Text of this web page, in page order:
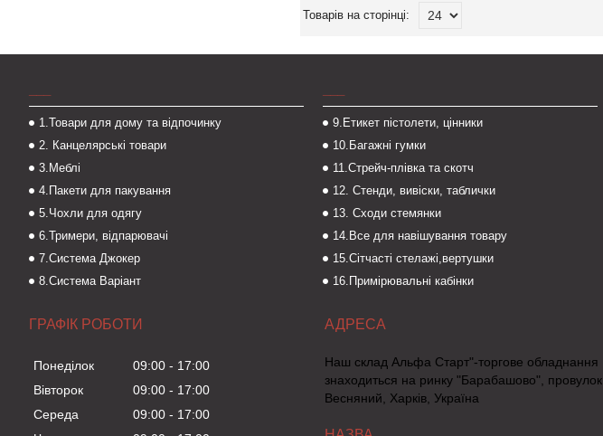
1.Товари для дому та відпочинку
2. Канцелярські товари
3.Меблі
4.Пакети для пакування
5.Чохли для одягу
6.Тримери, відпарювачі
7.Система Джокер
8.Система Варіант
9.Етикет пістолети, цінники
10.Багажні гумки
11.Стрейч-плівка та скотч
12. Стенди, вивіски, таблички
13. Сходи стемянки
14.Все для навішування товару
15.Сітчасті стелажі,вертушки
16.Примірювальні кабінки
ГРАФІК РОБОТИ
Понеділок 09:00
17:00
Вівторок
09:00
17:00
Середа
09:00
17:00
Наш склад Альфа Старт"-торгове обладнання
знаходиться на ринку "Барабашово", провулок
Весняний, Харків, Україна